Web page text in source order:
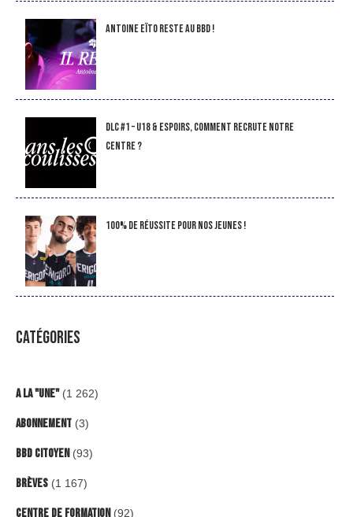
Antoine Eïto reste au BBD !
DLC #1 – U18 & Espoirs, comment recrute notre
Centre ?
100% de réussite pour nos jeunes !
CATÉGORIES
A la "Une"(1 262)
Abonnement (3)
BBD Citoyen (93)
Brèves (1 167)
Centre de formation (92)